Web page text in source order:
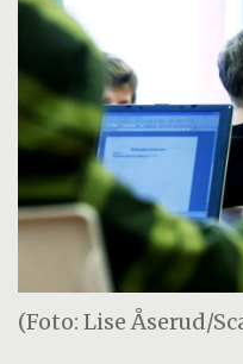
(Foto: Lise Åserud/